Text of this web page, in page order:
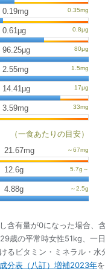
0.19mg
0.61μg
96.25μg
2.55mg
14.41μg
3.59mg
（一食あたりの目安）
21.67mg
12.6g
4.88g
含有量が0になった場合、
歳の平常時女性51kg、一
るビタミン・ミネラル・水
分表（八訂）増補2023年